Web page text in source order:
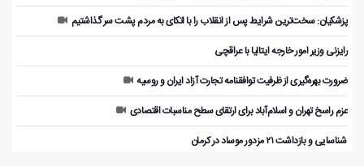
پزشکیان: سخت‌ترین شرایط پس از انقلاب را با اتکای به مردم پشت سر گذاشتیم
رایزنی وزیر امور خارجه ایتالیا با عراقچی
ضرورت بهره‌گیری از ظرفیت توافقنامه تجارت آزاد ایران و روسیه
عزم راسخ تهران و اسلام‌آباد برای ارتقای سطح مناسبات اقتصادی
️ شناسایی و بازداشت ۲۱ مزدور موساد در کرمان